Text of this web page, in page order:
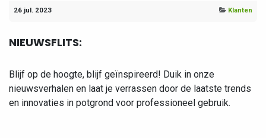
26 jul. 2023 Klanten
NIEUWSFLITS:
Blijf op de hoogte, blijf geïnspireerd! Duik in onze
nieuwsverhalen en laat je verrassen door de laatste trends
en innovaties in potgrond voor professioneel gebruik.